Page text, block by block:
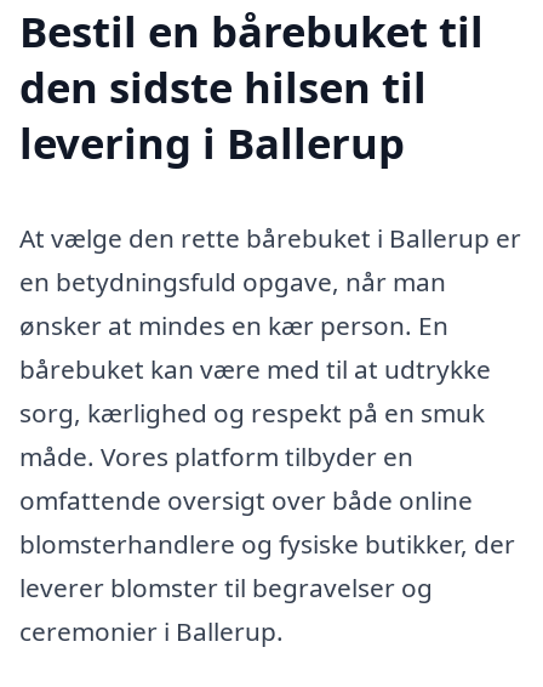
Bestil en bårebuket til
den sidste hilsen til
levering i Ballerup
At vælge den rette bårebuket i Ballerup er
en betydningsfuld opgave, når man
ønsker at mindes en kær person. En
bårebuket kan være med til at udtrykke
sorg, kærlighed og respekt på en smuk
måde. Vores platform tilbyder en
omfattende oversigt over både online
blomsterhandlere og fysiske butikker, der
leverer blomster til begravelser og
ceremonier i Ballerup.